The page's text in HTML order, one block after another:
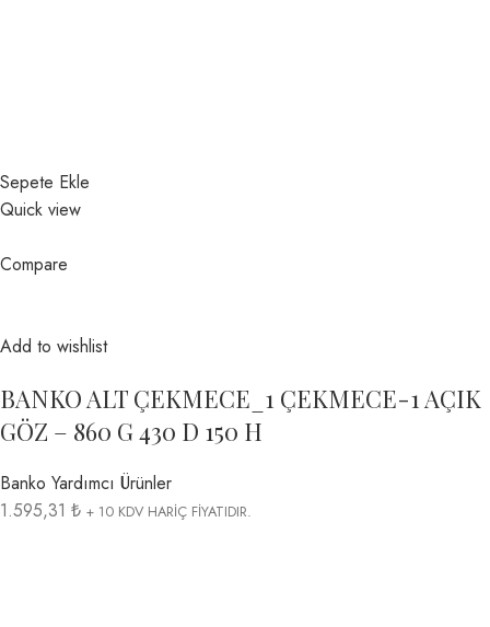
Sepete Ekle
Quick view
Compare
Add to wishlist
BANKO ALT ÇEKMECE_1 ÇEKMECE-1 AÇIK
GÖZ – 860 G 430 D 150 H
Banko Yardımcı Ürünler
1.595,31 ₺ + 10 KDV HARİÇ FİYATIDIR.